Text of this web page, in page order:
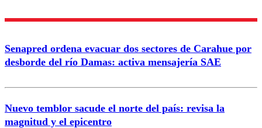
Enviar comentario
Senapred ordena evacuar dos sectores de Carahue por
desborde del río Damas: activa mensajería SAE
Nuevo temblor sacude el norte del país: revisa la
magnitud y el epicentro